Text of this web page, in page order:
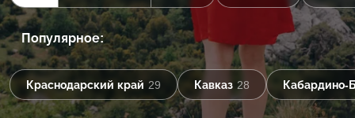
Популярное:
Краснодарский край 29 Кавказ 28 Кабардино-